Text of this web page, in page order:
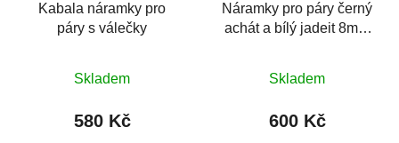
Kabala náramky pro
páry s válečky
Skladem
580 Kč
Náramky pro páry černý
achát a bílý jadeit 8mm
Skladem
600 Kč